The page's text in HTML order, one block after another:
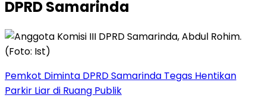
DPRD Samarinda
Pemkot Diminta DPRD Samarinda Tegas Hentikan
Parkir Liar di Ruang Publik